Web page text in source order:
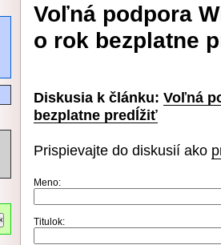
Voľná podpora
o rok bezplatne
Diskusia k článku: Voľná
bezplatne predĺžiť
Prispievajte do diskusií ako
Meno:
Titulok: